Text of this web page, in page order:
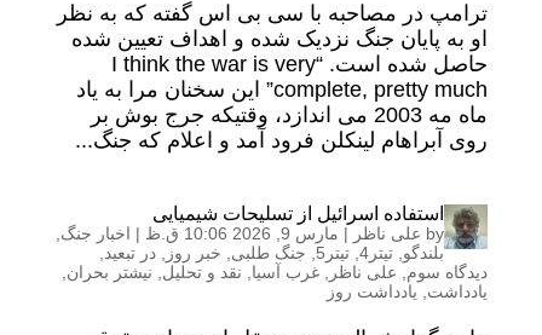
ترامپ در مصاحبه با سی بی اس گفته که به نظر
او به پایان جنگ نزدیک شده و اهداف تعیین شده
حاصل شده است. “I think the war is very
complete, pretty much” این سخنان مرا به یاد
ماه مه 2003 می اندازد، وقتیکه جرج بوش بر
روی آبراهام لینکلن فرود آمد و اعلام که جنگ...
استفاده اسرائیل از تسلیحات شیمیایی
by علی ناظر | مارس 9, 2026 10:06 ق.ظ | اخبار جنگ
بلندگو تیتر4 , تیتر5 جنگ طلبی خبر روز در تبعید
دیدگاه سوم
علی ناظر غرب آسیا نقد و تحلیل نیشتر بحران
یادداشت
یادداشت روز